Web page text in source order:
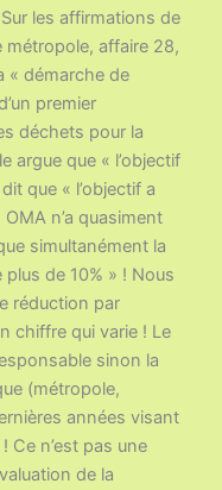
les affirmations de
affaire 28,
« démarche de
premier
déchets pour la
argue que « l’objectif
que « l’objectif a
n’a quasiment
simultanément la
de 10% » ! Nous
réduction par
chiffre qui varie ! Le
sinon la
(métropole,
années visant
Ce n’est pas une
de la